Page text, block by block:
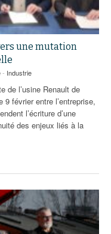
une mutation
- Industrie
de l’usine Renault de
9 février entre l’entreprise,
l’écriture d’une
des enjeux liés à la